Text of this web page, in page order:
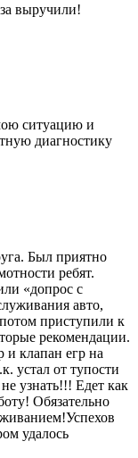
выручили!
ситуацию и
диагностику
Был приятно
ребят.
«допрос с
авто,
приступили к
рекомендации.
и клапан егр на
устал от тупости
узнать!!! Едет как
Обязательно
удалось